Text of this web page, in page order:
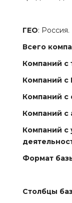
ГЕО: Россия.
Всего
Компаний с
Компаний с
Компаний с
Компаний с
Компаний с
Формат
Столбцы